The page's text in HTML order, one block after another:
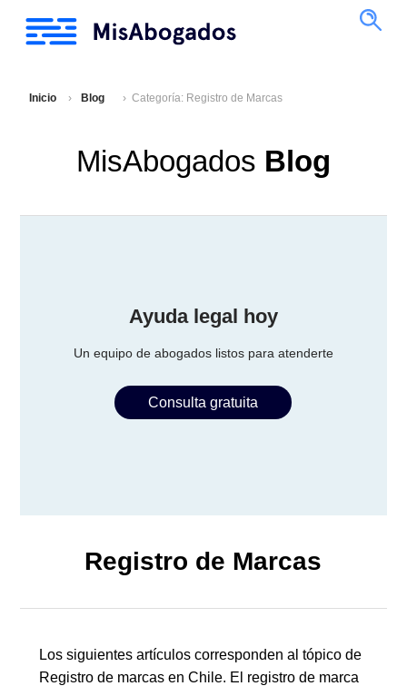
Inicio Blog Categoría: Registro de Marcas
MisAbogados Blog
Ayuda legal hoy
Un equipo de abogados listos para atenderte
Consulta gratuita
Registro de Marcas
Los siguientes artículos corresponden al tópico de
Registro de marcas en Chile. El registro de marca